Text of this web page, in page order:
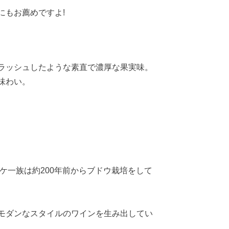
もお薦めですよ!
シュしたような素直で濃厚な果実味。
い。
一族は約200年前からブドウ栽培をして
ダンなスタイルのワインを生み出してい